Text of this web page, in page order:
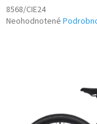
8568/CIE24
Priemerné
Neohodnotené